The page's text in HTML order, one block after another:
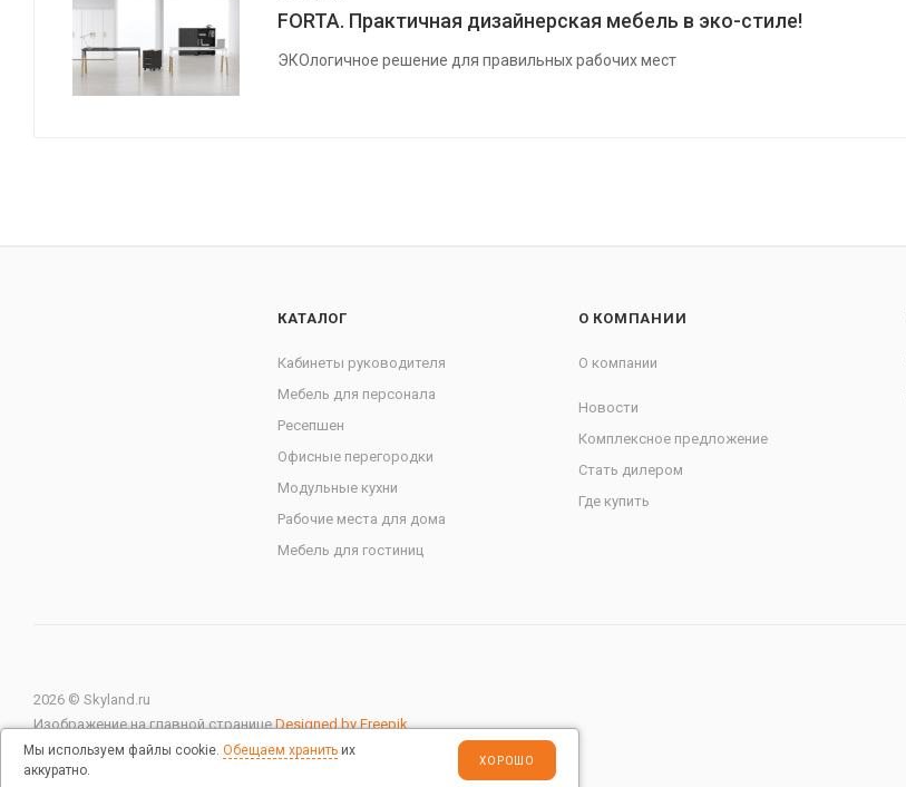
FORTA. Практичная дизайнерская мебель в эко-стиле!
ЭКОлогичное решение для правильных рабочих мест
КАТАЛОГ
Кабинеты руководителя
Мебель для персонала
Ресепшен
Офисные перегородки
Модульные кухни
Рабочие места для дома
Мебель для гостиниц
О КОМПАНИИ
О компании
Новости
Комплексное предложение
Стать дилером
Где купить
2026 © Skyland.ru
Изображение на главной страницеDesigned by Freepik
Мы используем файлы cookie. Обещаем хранить их
аккуратно.
ХОРОШО